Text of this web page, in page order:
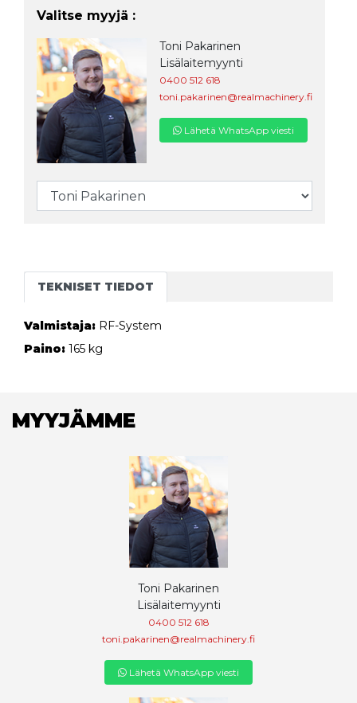
Valitse myyjä :
Toni Pakarinen
Lisälaitemyynti
0400 512 618
toni.pakarinen@realmachinery.fi
Lähetä WhatsApp viesti
TEKNISET TIEDOT
Valmistaja: RF-System
Paino: 165 kg
MYYJÄMME
Toni Pakarinen
Lisälaitemyynti
0400 512 618
toni.pakarinen@realmachinery.fi
Lähetä WhatsApp viesti